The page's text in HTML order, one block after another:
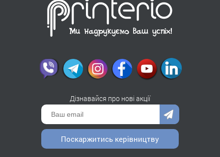
Дізнавайся про нові акції
Поскаржитись керівництву